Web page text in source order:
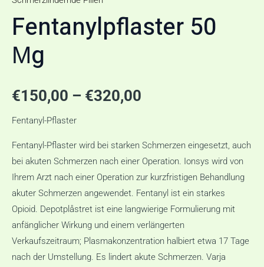
Fentanylpflaster 50
Μg
€150,00 – €320,00
Fentanyl-Pflaster
Fentanyl-Pflaster wird bei starken Schmerzen eingesetzt, auch
bei akuten Schmerzen nach einer Operation. Ionsys wird von
Ihrem Arzt nach einer Operation zur kurzfristigen Behandlung
akuter Schmerzen angewendet. Fentanyl ist ein starkes
Opioid. Depotplåstret ist eine langwierige Formulierung mit
anfänglicher Wirkung und einem verlängerten
Verkaufszeitraum; Plasmakonzentration halbiert etwa 17 Tage
nach der Umstellung. Es lindert akute Schmerzen. Varja